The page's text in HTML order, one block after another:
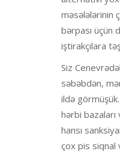
məsələlərinin
bərpası üçün
iştirakçılara
Siz
səbəbdən,
ildə
hərbi
hansı
çox pis siqnal